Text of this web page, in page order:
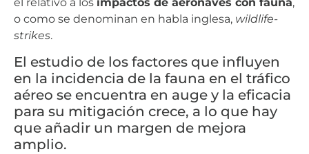
o como se denominan en habla inglesa, wildlife-
strikes.
El estudio de los factores que influyen
en la incidencia de la fauna en el tráfico
aéreo se encuentra en auge y la eficacia
para su mitigación crece, a lo que hay
que añadir un margen de mejora
amplio.